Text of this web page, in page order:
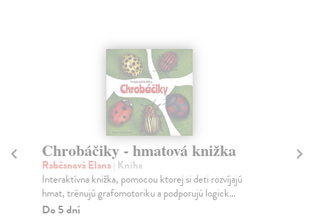
Chrobáčiky - hmatová knižka
Rabčanová Elana| Kniha
Interaktívna knižka, pomocou ktorej si deti rozvíjajú
hmat, trénujú grafomotoriku a podporujú logick...
Do 5 dní